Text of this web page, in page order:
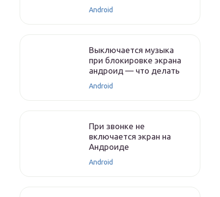
Android
Выключается музыка
при блокировке экрана
андроид — что делать
Android
При звонке не
включается экран на
Андроиде
Android